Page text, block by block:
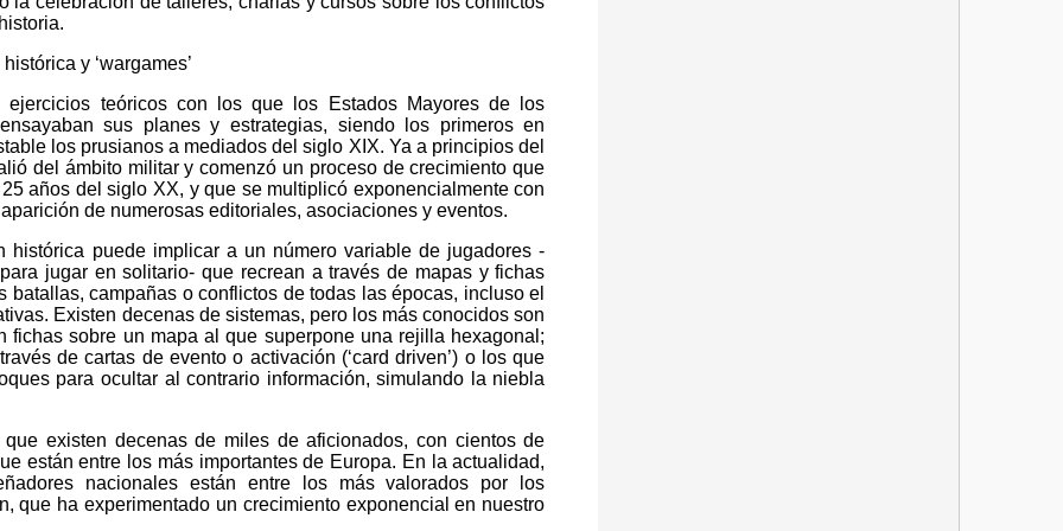
y ‘wargames’
teóricos con los que los Estados Mayores de los
sus planes y estrategias, siendo los primeros en
los prusianos a mediados del siglo XIX. Ya a principios del
del ámbito militar y comenzó un proceso de crecimiento que
años del siglo XX, y que se multiplicó exponencialmente con
de numerosas editoriales, asociaciones y eventos.
histórica puede implicar a un número variable de jugadores -
jugar en solitario- que recrean a través de mapas y fichas
batallas, campañas o conflictos de todas las épocas, incluso el
Existen decenas de sistemas, pero los más conocidos son
fichas sobre un mapa al que superpone una rejilla hexagonal;
de cartas de evento o activación (‘card driven’) o los que
para ocultar al contrario información, simulando la niebla
existen decenas de miles de aficionados, con cientos de
están entre los más importantes de Europa. En la actualidad,
nacionales están entre los más valorados por los
que ha experimentado un crecimiento exponencial en nuestro